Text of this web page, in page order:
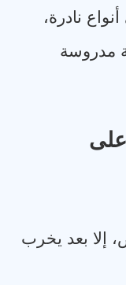
نادرة،
مدروسة
إلا بعد يخرب